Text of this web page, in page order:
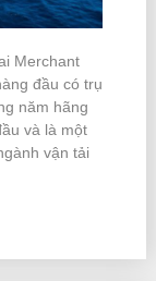
Merchant
đầu có trụ
năm hãng
và là một
vận tải